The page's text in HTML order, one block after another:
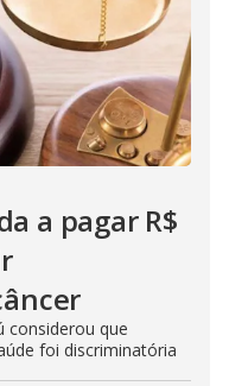
a pagar R$
considerou que
foi discriminatória